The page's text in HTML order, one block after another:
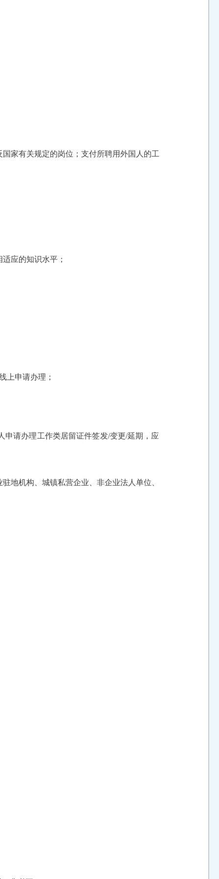
家有关规定的岗位；支付所聘用外国人的工
应的知识水平；
上申请办理；
请办理工作类居留证件签发/变更/延期，应
地机构、城镇私营企业、非企业法人单位、